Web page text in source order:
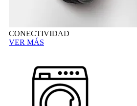
CONECTIVIDAD
VER MÁS